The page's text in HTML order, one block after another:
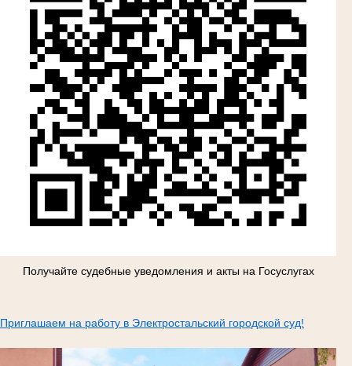
Получайте судебные уведомления и акты на Госуслугах
Приглашаем на работу в Электростальский городской суд!